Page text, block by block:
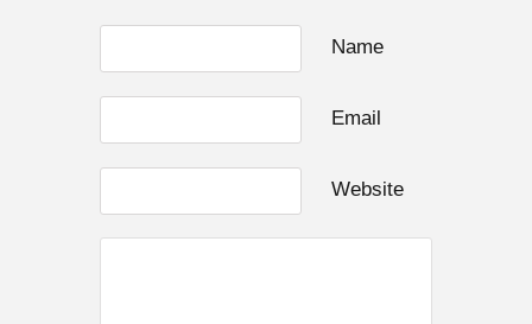
Name
Email
Website